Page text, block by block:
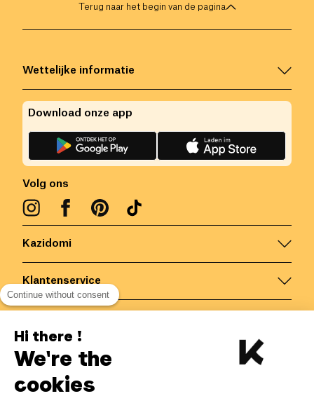
Terug naar het begin van de pagina
Kazidomi
Klantenservice
Wettelijke informatie
Volg ons
Download onze app
België/ NL
Continue without consent
Hi there !
We're the
cookies